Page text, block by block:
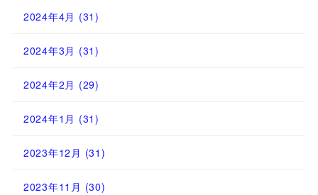
2024年4月 (31)
2024年3月 (31)
2024年2月 (29)
2024年1月 (31)
2023年12月 (31)
2023年11月 (30)